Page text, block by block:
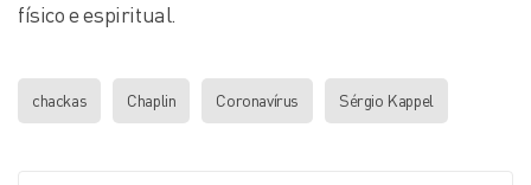
físico e espiritual.
chackas Chaplin Coronavírus Sérgio Kappel